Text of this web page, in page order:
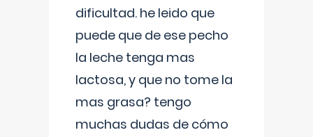
dificultad. he leido que
puede que de ese pecho
la leche tenga mas
lactosa, y que no tome la
mas grasa? tengo
muchas dudas de cómo